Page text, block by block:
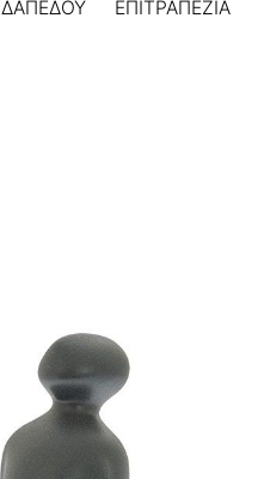
ΔΑΠΕΔΟΥ ΕΠΙΤΡΑΠΕΖΙΑ